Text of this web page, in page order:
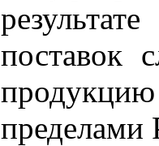
поставок
пределами